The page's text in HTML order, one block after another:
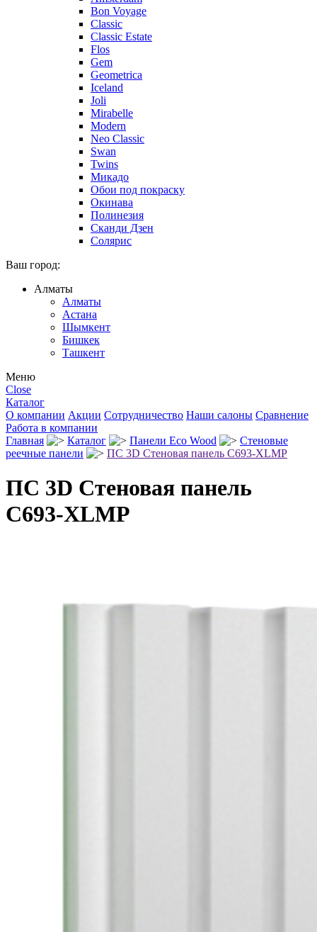
Bon Voyage
Classic
Classic Estate
Flos
Gem
Geometrica
Iceland
Joli
Mirabelle
Modern
Neo Classic
Swan
Twins
Микадо
Обои под покраску
Окинава
Полинезия
Сканди Дзен
Солярис
Ваш город:
Алматы
Алматы
Астана
Шымкент
Бишкек
Ташкент
Меню
Close
Каталог
О компании Акции Сотрудничество Наши салоны Сравнение
Работа в компании
Главная
Каталог Панели Eco Wood
Стеновые
реечные панели
ПС 3D Стеновая панель C693-XLMP
ПС 3D Стеновая панель
C693-XLMP